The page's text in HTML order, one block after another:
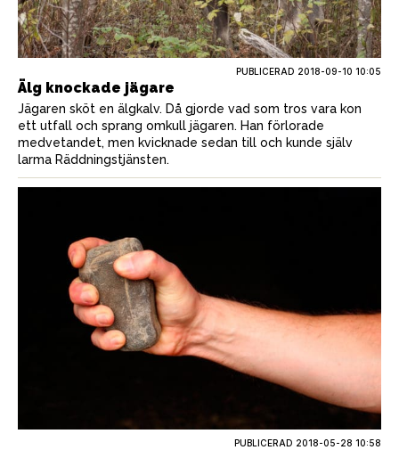
PUBLICERAD 2018-09-10 10:05
Älg knockade jägare
Jägaren sköt en älgkalv. Då gjorde vad som tros vara kon
ett utfall och sprang omkull jägaren. Han förlorade
medvetandet, men kvicknade sedan till och kunde själv
larma Räddningstjänsten.
PUBLICERAD 2018-05-28 10:58